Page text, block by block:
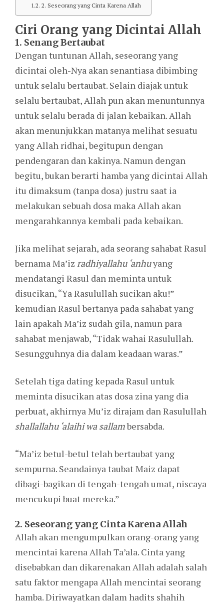
2. Seseorang yang Cinta Karena Allah
Ciri Orang yang Dicintai Allah
1. Senang Bertaubat
Dengan tuntunan Allah, seseorang yang
dicintai oleh-Nya akan senantiasa dibimbing
untuk selalu bertaubat. Selain diajak untuk
selalu bertaubat, Allah pun akan menuntunnya
untuk selalu berada di jalan kebaikan. Allah
akan menunjukkan matanya melihat sesuatu
yang Allah ridhai, begitupun dengan
pendengaran dan kakinya. Namun dengan
begitu, bukan berarti hamba yang dicintai Allah
itu dimaksum (tanpa dosa) justru saat ia
melakukan sebuah dosa maka Allah akan
mengarahkannya kembali pada kebaikan.
Jika melihat sejarah, ada seorang sahabat Rasul
bernama Ma’iz radhiyallahu ‘anhuyang
mendatangi Rasul dan meminta untuk
disucikan, “Ya Rasulullah sucikan aku!”
kemudian Rasul bertanya pada sahabat yang
lain apakah Ma’iz sudah gila, namun para
sahabat menjawab, “Tidak wahai Rasulullah.
Sesungguhnya dia dalam keadaan waras.”
Setelah tiga dating kepada Rasul untuk
meminta disucikan atas dosa zina yang dia
perbuat, akhirnya Mu’iz dirajam dan Rasulullah
shallallahu ‘alaihi wa sallambersabda.
“Ma’iz betul-betul telah bertaubat yang
sempurna. Seandainya taubat Maiz dapat
dibagi-bagikan di tengah-tengah umat, niscaya
mencukupi buat mereka.”
2. Seseorang yang Cinta Karena Allah
Allah akan mengumpulkan orang-orang yang
mencintai karena Allah Ta’ala. Cinta yang
disebabkan dan dikarenakan Allah adalah salah
satu faktor mengapa Allah mencintai seorang
hamba. Diriwayatkan dalam hadits shahih